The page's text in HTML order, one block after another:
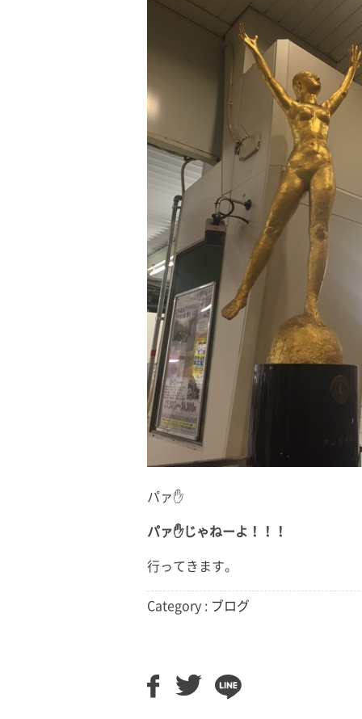
パァ✋
パァ✋じゃねーよ！！！
行ってきます。
Category : ブログ